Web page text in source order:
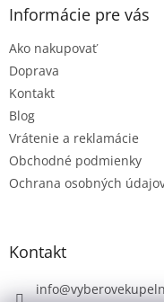
Informácie pre vás
Ako nakupovať
Doprava
Kontakt
Blog
Vrátenie a reklamácie
Obchodné podmienky
Ochrana osobných
Kontakt
info@